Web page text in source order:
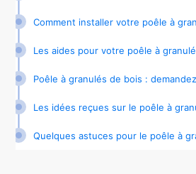
Comment installer votre poêle à
Les aides pour votre poêle à
Poêle à granulés de bois :
Les idées reçues sur le poêle à
Quelques astuces pour le poêle à